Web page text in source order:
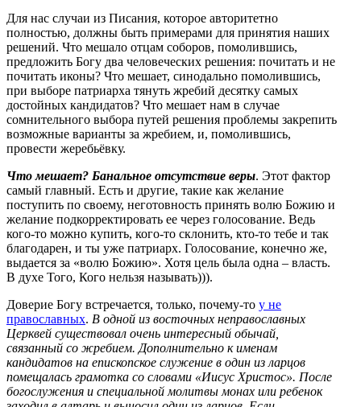
Для нас случаи из Писания, которое авторитетно
полностью, должны быть примерами для принятия наших
решений. Что мешало отцам соборов, помолившись,
предложить Богу два человеческих решения: почитать и не
почитать иконы? Что мешает, синодально помолившись,
при выборе патриарха тянуть жребий десятку самых
достойных кандидатов? Что мешает нам в случае
сомнительного выбора путей решения проблемы закрепить
возможные варианты за жребием, и, помолившись,
провести жеребьёвку.
Что мешает? Банальное отсутствие веры. Этот фактор
самый главный. Есть и другие, такие как желание
поступить по своему, неготовность принять волю Божию и
желание подкорректировать ее через голосование. Ведь
кого-то можно купить, кого-то склонить, кто-то тебе и так
благодарен, и ты уже патриарх. Голосование, конечно же,
выдается за «волю Божию». Хотя цель была одна – власть.
В духе Того, Кого нельзя называть))).
Доверие Богу встречается, только, почему-то у не
православных. В одной из восточных неправославных
Церквей существовал очень интересный обычай,
связанный со жребием. Дополнительно к именам
кандидатов на епископское служение в один из ларцов
помещалась грамотка со словами «Иисус Христос». После
богослужения и специальной молитвы монах или ребенок